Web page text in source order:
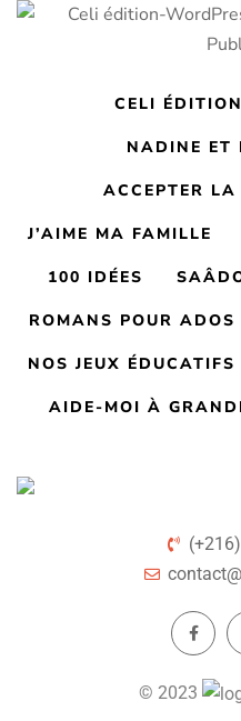
CELI
NADINE ET
ACCEPTER LA
J’AIME MA FAMILLE
100 IDÉES
ROMANS POUR ADOS
NOS JEUX ÉDUCATIFS
AIDE-MOI À
© 2023